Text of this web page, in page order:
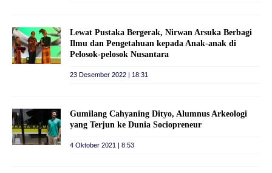
Lewat Pustaka Bergerak, Nirwan Arsuka Berbagi
Ilmu dan Pengetahuan kepada Anak-anak di
Pelosok-pelosok Nusantara
23 Desember 2022 | 18:31
Gumilang Cahyaning Dityo, Alumnus Arkeologi
yang Terjun ke Dunia Sociopreneur
4 Oktober 2021 | 8:53